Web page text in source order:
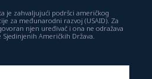
je zahvaljujući podršci američkog
za međunarodni razvoj (USAID). Za
njen uređivač i ona ne odražava
Sjedinjenih Američkih Država.